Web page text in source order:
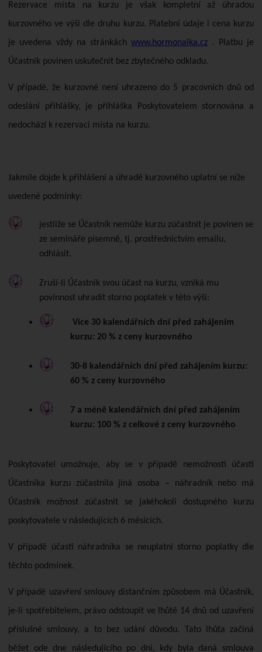
Rezervace místa na kurzu je však kompletní až úhradou
kurzovného ve výši dle druhu kurzu. Platební údaje i cena kurzu
je uvedena vždy na stránkáchwww.hormonalka.cz . Platbu je
Účastník povinen uskutečnit bez zbytečného odkladu.
V případě, že kurzovné není uhrazeno do 5 pracovních dnů od
odeslání přihlášky, je přihláška Poskytovatelem stornována a
nedochází k rezervaci místa na kurzu.
Jakmile dojde k přihlášení a úhradě kurzovného uplatní se níže
uvedené podmínky:
jestliže se Účastník nemůže kurzu zúčastnit je povinen se
ze semináře písemně, tj. prostřednictvím emailu,
odhlásit.
Zruší-li Účastník svou účast na kurzu, vzniká mu
povinnost uhradit storno poplatek v této výši:
Více 30 kalendářních dní před zahájením
kurzu: 20 % z ceny kurzovného
30-8 kalendářních dní před zahájením kurzu:
60 % z ceny kurzovného
7 a méně kalendářních dní před zahájením
kurzu: 100 % z celkové z ceny kurzovného
Poskytovatel umožnuje, aby se v případě nemožnosti účasti
Účastníka kurzu zúčastnila jiná osoba – náhradník nebo má
Účastník možnost zúčastnit se jakéhokoli dostupného kurzu
poskytovatele v následujících 6 měsících.
V případě účasti náhradníka se neuplatní storno poplatky dle
těchto podmínek.
V případě uzavření smlouvy distančním způsobem má Účastník,
je-li spotřebitelem, právo odstoupit ve lhůtě 14 dnů od uzavření
příslušné smlouvy, a to bez udání důvodu. Tato lhůta začíná
běžet ode dne následujícího po dni, kdy byla daná smlouva